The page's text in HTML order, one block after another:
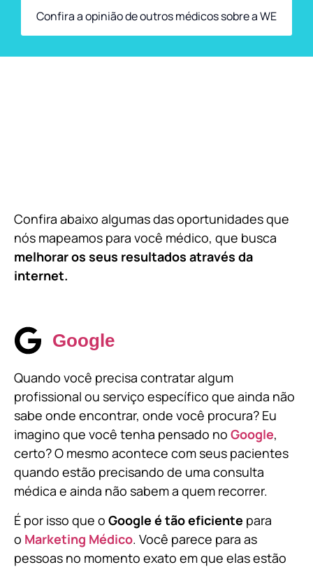
Confira a opinião de outros médicos sobre a WE
Confira abaixo algumas das oportunidades que
nós mapeamos para você médico, que busca
melhorar os seus resultados através da
internet.
Google
Quando você precisa contratar algum
profissional ou serviço específico que ainda não
sabe onde encontrar, onde você procura? Eu
imagino que você tenha pensado no Google,
certo? O mesmo acontece com seus pacientes
quando estão precisando de uma consulta
médica e ainda não sabem a quem recorrer.
É por isso que o Google é tão eficiente para
o Marketing Médico. Você parece para as
pessoas no momento exato em que elas estão